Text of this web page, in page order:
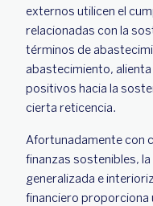
externos utilicen el
relacionadas con la
términos de
abastecimiento,
positivos hacia la
cierta reticencia.
Afortunadamente con
finanzas sostenibles,
generalizada e
financiero proporciona